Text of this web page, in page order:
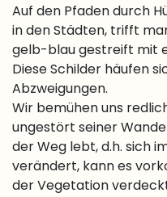
Auf den Pfaden durch
in den Städten, trifft
gelb-blau gestreift mit
Diese Schilder häufen
Abzweigungen.
Wir bemühen uns
ungestört seiner
der Weg lebt, d.h. sich
verändert, kann es
der Vegetation